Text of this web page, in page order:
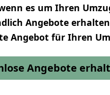
es um Ihren
Angebote
Angebot für Ihren
Angebote